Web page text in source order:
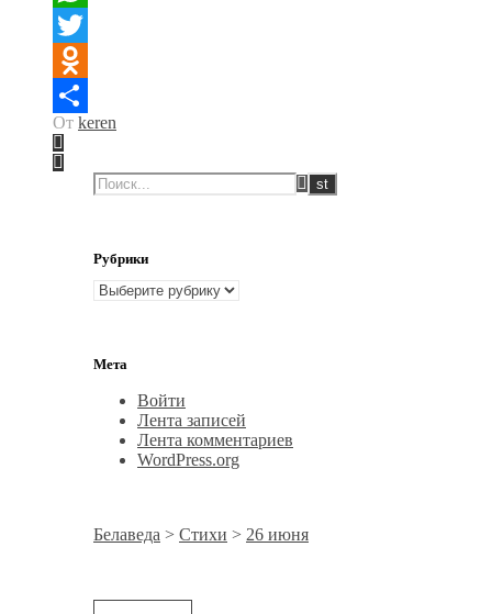
WhatsApp
Twitter
Odnoklassniki
Отправить
От keren
Рубрики
Рубрики
Мета
Войти
Лента записей
Лента комментариев
WordPress.org
Белаведа > Стихи > 26 июня